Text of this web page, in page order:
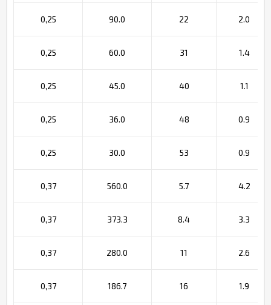
0,25 90.0 22 2.0
0,25 60.0 31 1.4
0,25 45.0 40 1.1
0,25 36.0 48 0.9
0,25 30.0 53 0.9
0,37 560.0 5.7 4.2
0,37 373.3 8.4 3.3
0,37 280.0 11 2.6
0,37 186.7 16 1.9